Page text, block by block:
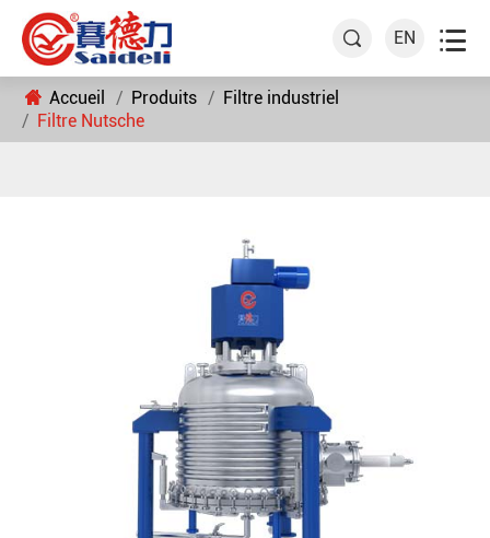
 EN 
Accueil Produits
Filtre industriel
Filtre Nutsche